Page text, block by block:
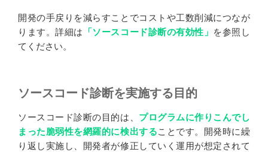
開発の手戻りを減らすことでコストや工数削減につなが
ります。詳細は
「ソースコード診断の有効性」 を参照し
てください。
ソースコード診断を実施する目的
ソースコード診断の目的は、 プログラムに作りこんでし
まった脆弱性を網羅的に検出することです。開発時に繰
り返し実施し、開発者が修正していく運用が想定されて